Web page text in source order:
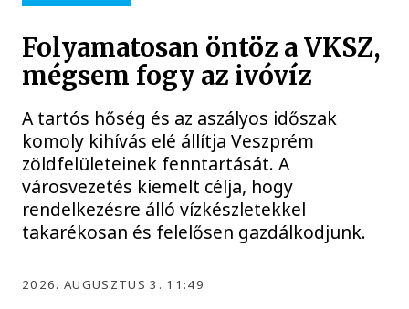
Folyamatosan öntöz a VKSZ,
mégsem fogy az ivóvíz
A tartós hőség és az aszályos időszak
komoly kihívás elé állítja Veszprém
zöldfelületeinek fenntartását. A
városvezetés kiemelt célja, hogy
rendelkezésre álló vízkészletekkel
takarékosan és felelősen gazdálkodjunk.
2026. AUGUSZTUS 3. 11:49